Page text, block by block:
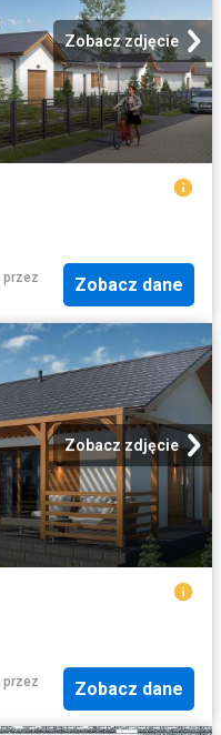
Zobacz zdjęcie
przez
Zobacz dane
Zobacz zdjęcie
przez
Zobacz dane